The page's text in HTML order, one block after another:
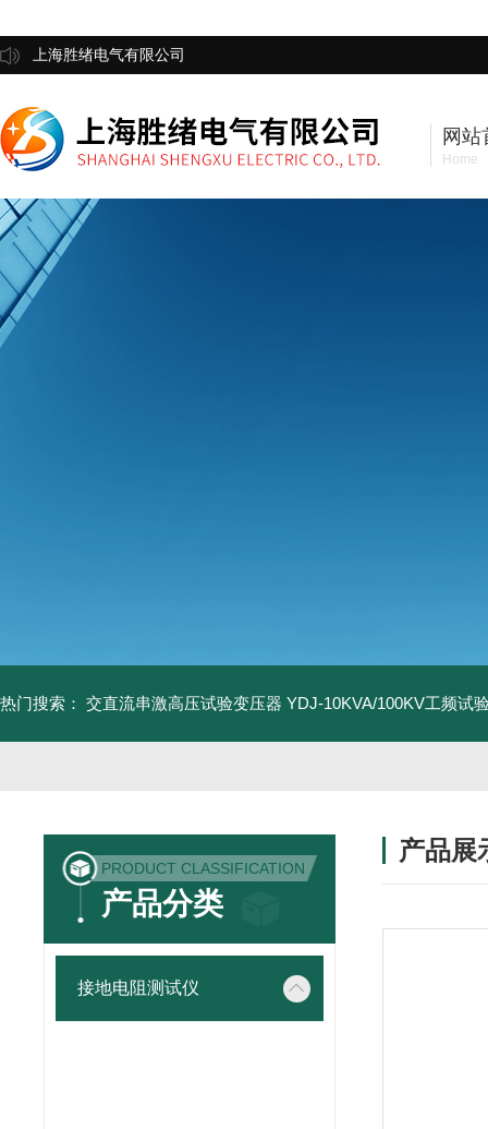
上海胜绪电气有限公司
网站
Home
热门搜索： 交直流串激高压试验变压器 YDJ-10KVA/100KV工频试
PRODUCT CLASSIFICATION
产品分类
接地电阻测试仪
产品展